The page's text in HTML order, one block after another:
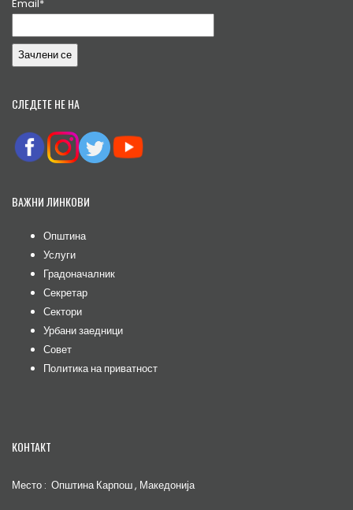
Email*
СЛЕДЕТЕ НЕ НА
ВАЖНИ ЛИНКОВИ
Општина
Услуги
Градоначалник
Секретар
Сектори
Урбани заедници
Совет
Политика на приватност
КОНТАКТ
Место : Општина Карпош , Македонија